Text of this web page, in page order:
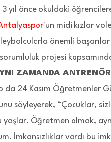
yıl önce okuldaki
'un midi kızlar
önemli
projesi
ZAMANDA
da 24 Kasım Öğretmenler
söyleyerek, “Çocuklar,
yaşlar. Öğretmen olmak,
İmkansızlıklar vardı bu